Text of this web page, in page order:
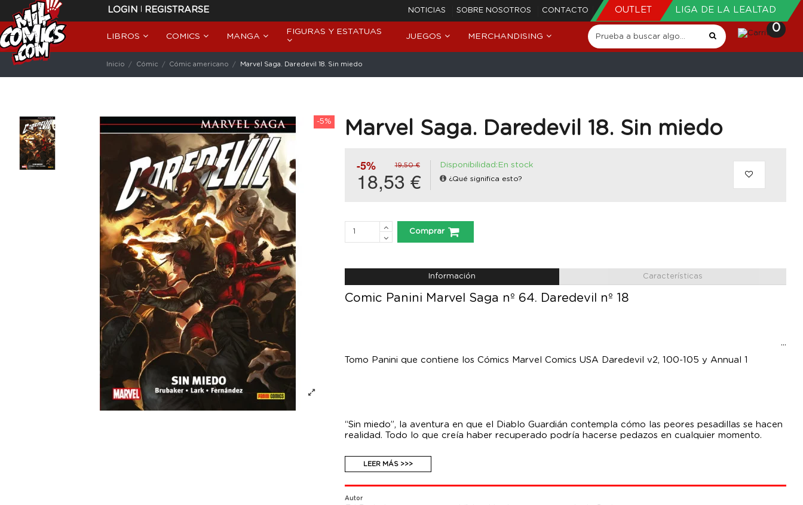
LOGIN | REGISTRARSE NOTICIAS SOBRE NOSOTROS CONTACTO OUTLET LIGA DE LA LEALTAD
LIBROS COMICS MANGA
FIGURAS Y ESTATUAS
JUEGOS MERCHANDISING
0
Inicio Cómic Cómic americano Marvel Saga. Daredevil 18. Sin miedo
-5% Marvel Saga. Daredevil 18. Sin miedo
-5% 19,50 €
18,53 €
Disponibilidad:En stock
¿Qué significa esto?
Comprar
Información Características
Comic Panini Marvel Saga nº 64. Daredevil nº 18
Tomo Panini que contiene los Cómics Marvel Comics USA Daredevil v2, 100-105 y Annual 1
“Sin miedo”, la aventura en que el Diablo Guardián contempla cómo las peores pesadillas se hacen
realidad. Todo lo que creía haber recuperado podría hacerse pedazos en cualquier momento.
LEER MÁS >>>
Autor